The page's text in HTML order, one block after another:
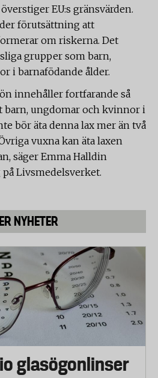
EU:s gränsvärden.
förutsättning att
om riskerna. Det
grupper som barn,
i barnafödande ålder.
innehåller fortfarande så
ungdomar och kvinnor i
bör äta denna lax mer än två
vuxna kan äta laxen
säger Emma Halldin
Livsmedelsverket.
NYHETER
glasögonlinser